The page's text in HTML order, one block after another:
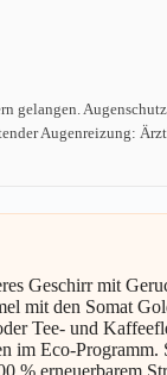
gelangen.
Augenreizung:
Geschirr mit
mit den Somat
Tee- und
im Eco-
% erneuerbarem